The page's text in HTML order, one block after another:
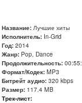
Название: Лучшие хиты
Исполнитель: In-Grid
Год: 2014
Жанр: Pop, Dance
Продолжительность:
Формат/Кодек: MP3
Битрейт аудио: 320 kbps
Размер: 117.4 MB
Трек-лист: